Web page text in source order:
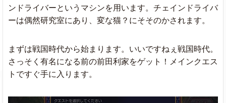
ンドライバーというマシンを用います。チェインドライバ
ーは偶然研究室にあり、変な猫？にそそのかされます。
まずは戦国時代から始まります。いいですねぇ戦国時代。
さっそく有名になる前の前田利家をゲット！メインクエス
トですぐ手に入ります。